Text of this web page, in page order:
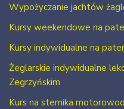
Wypożyczanie jachtów
Kursy weekendowe na
Kursy indywidualne na
Żeglarskie indywidualne
Zegrzyńskim
Kurs na sternika